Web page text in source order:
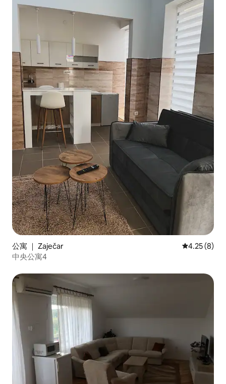
公寓 ｜ Zaječar 平均评分
4.25 (8)
中央公寓4